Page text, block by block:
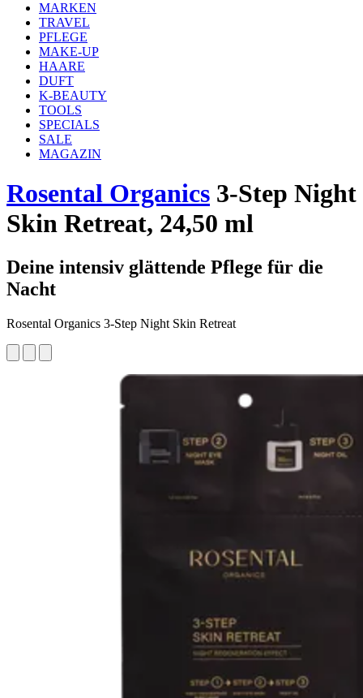
MARKEN
TRAVEL
PFLEGE
MAKE-UP
HAARE
DUFT
K-BEAUTY
TOOLS
SPECIALS
SALE
MAGAZIN
Rosental Organics 3-Step Night
Skin Retreat, 24,50 ml
Deine intensiv glättende Pflege für die
Nacht
Rosental Organics 3-Step Night Skin Retreat